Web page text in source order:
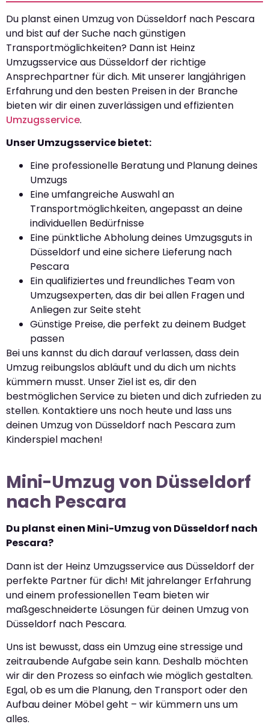
Du planst einen Umzug von Düsseldorf nach Pescara
und bist auf der Suche nach günstigen
Transportmöglichkeiten? Dann ist Heinz
Umzugsservice aus Düsseldorf der richtige
Ansprechpartner für dich. Mit unserer langjährigen
Erfahrung und den besten Preisen in der Branche
bieten wir dir einen zuverlässigen und effizienten
Umzugsservice.
Unser Umzugsservice bietet:
Eine professionelle Beratung und Planung deines
Umzugs
Eine umfangreiche Auswahl an
Transportmöglichkeiten, angepasst an deine
individuellen Bedürfnisse
Eine pünktliche Abholung deines Umzugsguts in
Düsseldorf und eine sichere Lieferung nach
Pescara
Ein qualifiziertes und freundliches Team von
Umzugsexperten, das dir bei allen Fragen und
Anliegen zur Seite steht
Günstige Preise, die perfekt zu deinem Budget
passen
Bei uns kannst du dich darauf verlassen, dass dein
Umzug reibungslos abläuft und du dich um nichts
kümmern musst. Unser Ziel ist es, dir den
bestmöglichen Service zu bieten und dich zufrieden zu
stellen. Kontaktiere uns noch heute und lass uns
deinen Umzug von Düsseldorf nach Pescara zum
Kinderspiel machen!
Mini-Umzug von Düsseldorf
nach Pescara
Du planst einen Mini-Umzug von Düsseldorf nach
Pescara?
Dann ist der Heinz Umzugsservice aus Düsseldorf der
perfekte Partner für dich! Mit jahrelanger Erfahrung
und einem professionellen Team bieten wir
maßgeschneiderte Lösungen für deinen Umzug von
Düsseldorf nach Pescara.
Uns ist bewusst, dass ein Umzug eine stressige und
zeitraubende Aufgabe sein kann. Deshalb möchten
wir dir den Prozess so einfach wie möglich gestalten.
Egal, ob es um die Planung, den Transport oder den
Aufbau deiner Möbel geht – wir kümmern uns um
alles.